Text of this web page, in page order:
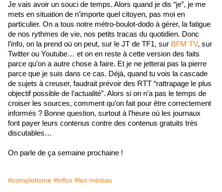
Je vais avoir un souci de temps. Alors quand je dis “je”, je me
mets en situation de n’importe quel citoyen, pas moi en
particulier. On a tous notre métro-boulot-dodo à gérer, la fatigue
de nos rythmes de vie, nos petits tracas du quotidien. Donc
l’info, on la prend où on peut, sur le JT de TF1, sur BFM TV, sur
Twitter ou Youtube… et on en reste à cette version des faits
parce qu’on a autre chose à faire. Et je ne jetterai pas la pierre
parce que je suis dans ce cas. Déjà, quand tu vois la cascade
de sujets à creuser, faudrait prévoir des RTT “rattrapage le plus
objectif possible de l’actualité”. Alors si on n’a pas le temps de
croiser les sources, comment qu’on fait pour être correctement
informés ? Bonne question, surtout à l’heure où les journaux
font payer leurs contenus contre des contenus gratuits très
discutables…
On parle de ça semaine prochaine !
#complotisme #infox #les médias